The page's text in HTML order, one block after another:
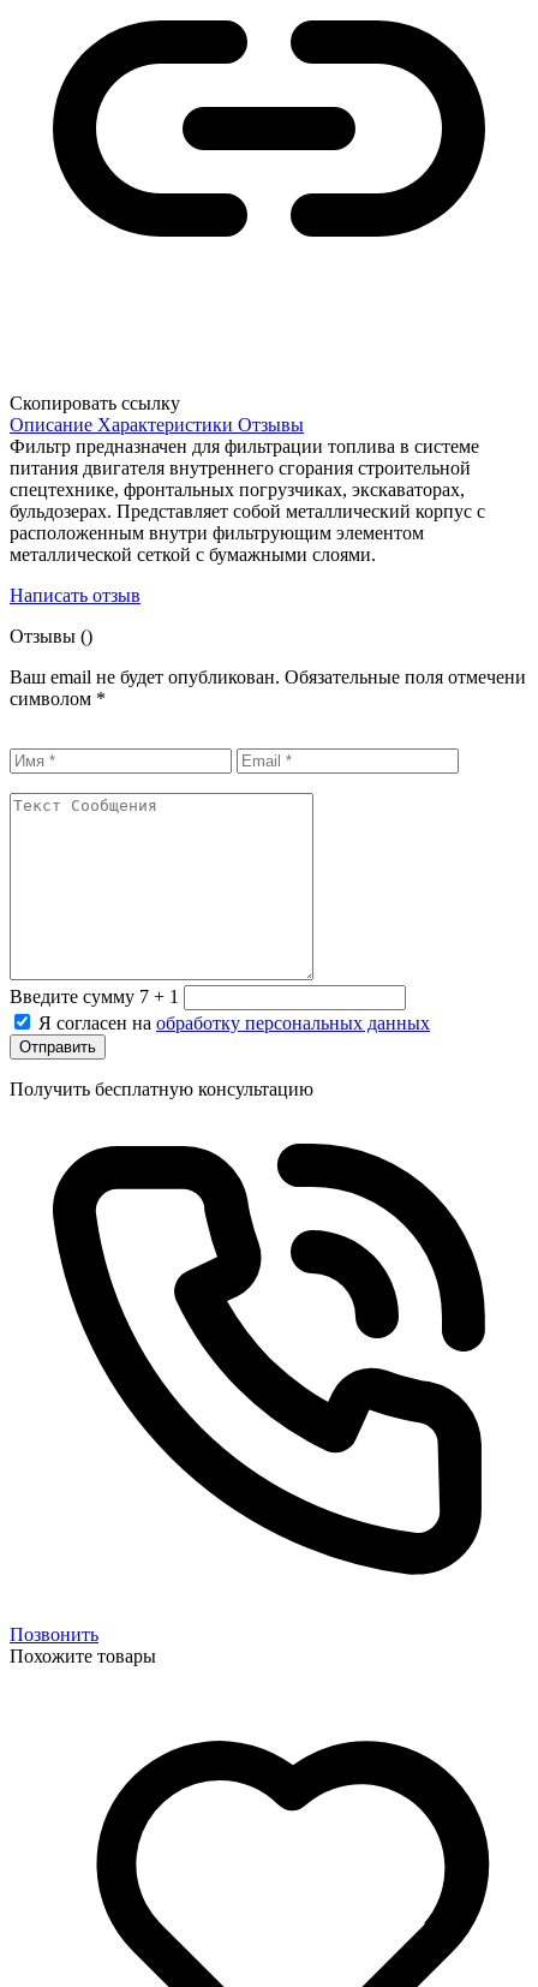
Скопировать ссылку
Описание Характеристики Отзывы
Фильтр предназначен для фильтрации топлива в системе
питания двигателя внутреннего сгорания строительной
спецтехнике, фронтальных погрузчиках, экскаваторах,
бульдозерах. Представляет собой металлический корпус с
расположенным внутри фильтрующим элементом
металлической сеткой с бумажными слоями.
Написать отзыв
Отзывы ()
Ваш email не будет опубликован. Обязательные поля отмечени
символом *
Введите сумму 7 + 1
Я согласен на обработку персональных данных
Отправить
Получить бесплатную консультацию
Позвонить
Похожите товары